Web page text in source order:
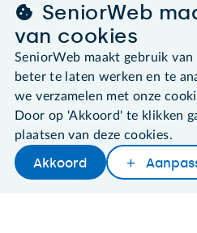
Later lezenDelen
SeniorWeb.
De computerhulp
030 - 276 99 65
leden@seniorweb.nl
©2026 SeniorWeb
SeniorWeb
van cookies
SeniorWeb maakt gebruik
beter te laten werken en te
we verzamelen met onze
Door op 'Akkoord' te klikken
plaatsen van deze cookies.
Akkoord